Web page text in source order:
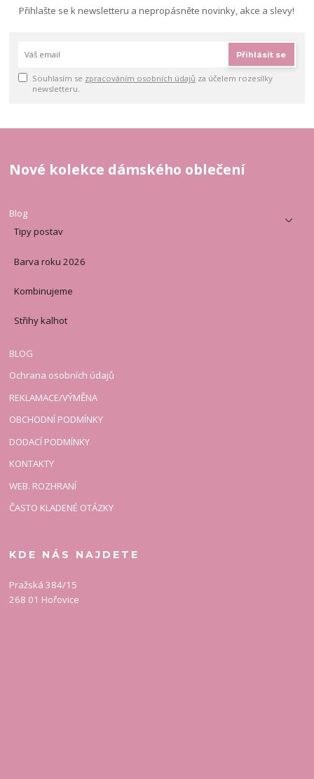
Přihlašte se k newsletteru a nepropásněte novinky, akce a slevy!
Přihlásit se
Souhlasím se zpracováním osobních údajů za účelem rozesílky
newsletteru.
Nové kolekce dámského oblečení
Blog
Tipy postav
Barva roku 2026
Kombinujeme
Střihy kalhot
BLOG
Ochrana osobních údajů
REKLAMACE/VÝMĚNA
OBCHODNÍ PODMÍNKY
DODACÍ PODMÍNKY
KONTAKTY
WEB. ROZHRANÍ
ČASTO KLADENÉ OTÁZKY
KDE NÁS NAJDETE
Pražská 384/15
268 01 Hořovice